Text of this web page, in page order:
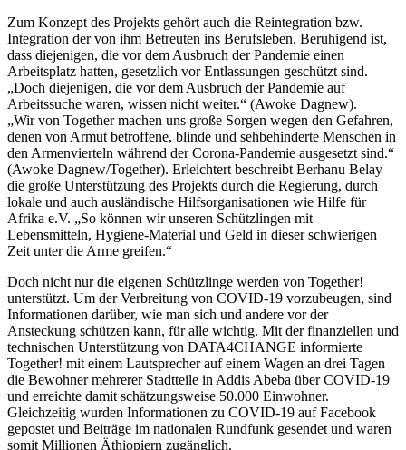
Zum Konzept des Projekts gehört auch die Reintegration bzw.
Integration der von ihm Betreuten ins Berufsleben. Beruhigend ist,
dass diejenigen, die vor dem Ausbruch der Pandemie einen
Arbeitsplatz hatten, gesetzlich vor Entlassungen geschützt sind.
„Doch diejenigen, die vor dem Ausbruch der Pandemie auf
Arbeitssuche waren, wissen nicht weiter.“ (Awoke Dagnew).
„Wir von Together machen uns große Sorgen wegen den Gefahren,
denen von Armut betroffene, blinde und sehbehinderte Menschen in
den Armenvierteln während der Corona-Pandemie ausgesetzt sind.“
(Awoke Dagnew/Together). Erleichtert beschreibt Berhanu Belay
die große Unterstützung des Projekts durch die Regierung, durch
lokale und auch ausländische Hilfsorganisationen wie Hilfe für
Afrika e.V. „So können wir unseren Schützlingen mit
Lebensmitteln, Hygiene-Material und Geld in dieser schwierigen
Zeit unter die Arme greifen.“
Doch nicht nur die eigenen Schützlinge werden von Together!
unterstützt. Um der Verbreitung von COVID-19 vorzubeugen, sind
Informationen darüber, wie man sich und andere vor der
Ansteckung schützen kann, für alle wichtig. Mit der finanziellen und
technischen Unterstützung von DATA4CHANGE informierte
Together! mit einem Lautsprecher auf einem Wagen an drei Tagen
die Bewohner mehrerer Stadtteile in Addis Abeba über COVID-19
und erreichte damit schätzungsweise 50.000 Einwohner.
Gleichzeitig wurden Informationen zu COVID-19 auf Facebook
gepostet und Beiträge im nationalen Rundfunk gesendet und waren
somit Millionen Äthiopiern zugänglich.